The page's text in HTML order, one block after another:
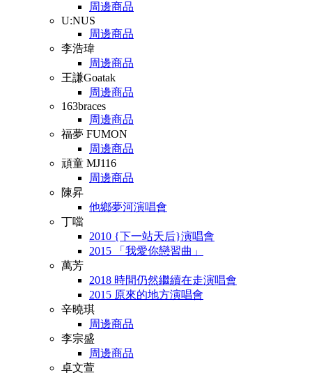
周邊商品
U:NUS
周邊商品
李浩瑋
周邊商品
王謙Goatak
周邊商品
163braces
周邊商品
福夢 FUMON
周邊商品
頑童 MJ116
周邊商品
陳昇
他鄉夢河演唱會
丁噹
2010 {下一站天后}演唱會
2015 「我愛你戀習曲」
萬芳
2018 時間仍然繼續在走演唱會
2015 原來的地方演唱會
辛曉琪
周邊商品
李宗盛
周邊商品
卓文萱